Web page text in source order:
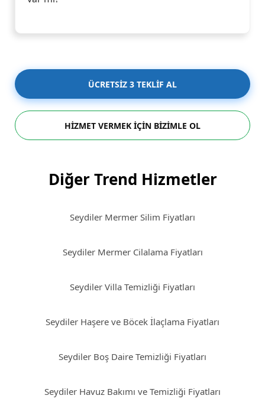
ÜCRETSİZ 3 TEKLİF AL
HİZMET VERMEK İÇİN BİZİMLE OL
Diğer Trend Hizmetler
Seydiler Mermer Silim Fiyatları
Seydiler Mermer Cilalama Fiyatları
Seydiler Villa Temizliği Fiyatları
Seydiler Haşere ve Böcek İlaçlama Fiyatları
Seydiler Boş Daire Temizliği Fiyatları
Seydiler Havuz Bakımı ve Temizliği Fiyatları